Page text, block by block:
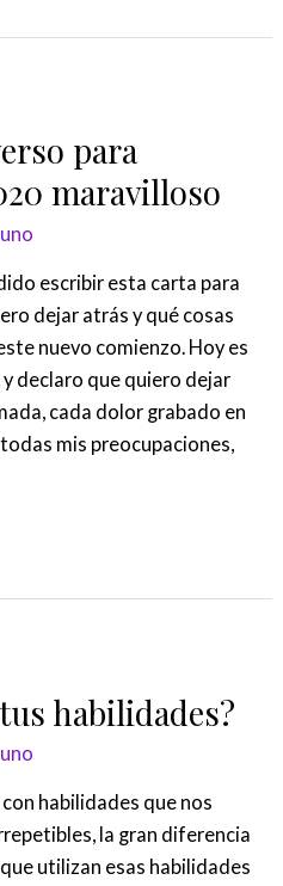
para
maravilloso
escribir esta carta para
dejar atrás y qué cosas
nuevo comienzo. Hoy es
declaro que quiero dejar
cada dolor grabado en
mis preocupaciones,
habilidades?
habilidades que nos
la gran diferencia
utilizan esas habilidades